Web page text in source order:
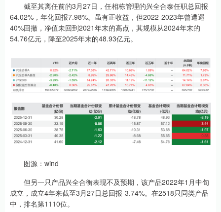
截至其离任前的3月27日，任相栋管理的兴全合泰任职总回报
64.02%，年化回报7.98%。虽有正收益，但2022-2023年曾遭遇
40%回撤，净值未回到2021年末的高点，其规模从2024年末的
54.76亿元，降至2025年末的48.93亿元。
图源：wind
但另一只产品兴全合衡表现不及预期，该产品2022年1月中旬
成立，成立4年来截至3月27日总回报-3.74%。在2518只同类产品
中，排名第1110位。